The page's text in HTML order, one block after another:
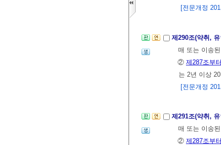
[전문개정
제290조(약취,
매 또는 이송
② 제287조부
는 2년 이상
[전문개정
제291조(약취,
매 또는 이송
② 제287조부